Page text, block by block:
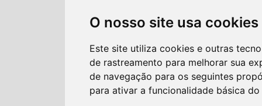
O nosso site usa cookies
Este site utiliza cookies e outras
de rastreamento para melhorar sua
de navegação para os seguintes
para ativar a funcionalidade básica